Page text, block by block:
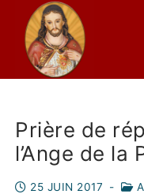
Prière de
l’Ange de la
25 JUIN 2017 -